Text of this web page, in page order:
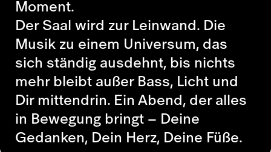
Moment.
Der Saal wird zur Leinwand. Die
Musik zu einem Universum, das
sich ständig ausdehnt, bis nichts
mehr bleibt außer Bass, Licht und
Dir mittendrin. Ein Abend, der alles
in Bewegung bringt – Deine
Gedanken, Dein Herz, Deine Füße.